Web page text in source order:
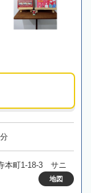
本町1-18-3 サニ
地図